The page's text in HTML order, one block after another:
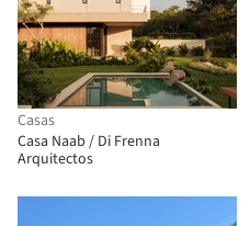
Casas
Casa Naab / Di Frenna
Arquitectos